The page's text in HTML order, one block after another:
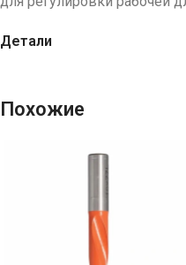
Детали
Похожие